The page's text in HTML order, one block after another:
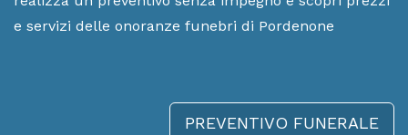
e servizi delle onoranze funebri di Pordenone
PREVENTIVO FUNERALE